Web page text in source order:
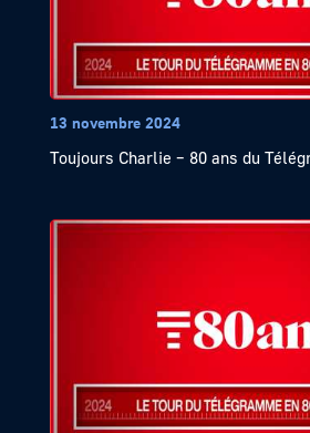
13 novembre 2024
Toujours Charlie – 80 ans du